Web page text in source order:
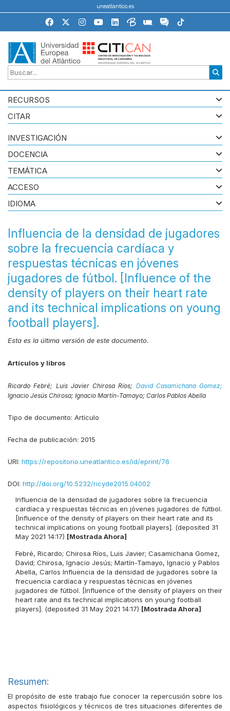
uneatlantico.es
RECURSOS
CITAR
Influencia de la densidad de jugadores
sobre la frecuencia cardíaca y
respuestas técnicas en jóvenes
jugadores de fútbol. [Influence of the
density of players on their heart rate
and its technical implications on young
football players].
Esta es la última versión de este documento.
Artículos y libros
Ricardo Febré; Luis Javier Chirosa Ríos; David Casamichana Gomez;
Ignacio Jesús Chirosa; Ignacio Martín-Tamayo; Carlos Pablos Abella
Tipo de documento: Artículo
Fecha de publicación: 2015
URI: https://repositorio.uneatlantico.es/id/eprint/76
DOI: http://doi.org/10.5232/ricyde2015.04002
Resumen:
El propósito de este trabajo fue conocer la repercusión sobre los
aspectos fisiológicos y técnicos de tres situaciones diferentes de
Influencia de la densidad de jugadores sobre la frecuencia
cardíaca y respuestas técnicas en jóvenes jugadores de fútbol.
[Influence of the density of players on their heart rate and its
technical implications on young football players]. (deposited 31
May 2021 14:17) [Mostrada Ahora]
Febré, Ricardo; Chirosa Ríos, Luis Javier; Casamichana Gomez,
David; Chirosa, Ignacio Jesús; Martín-Tamayo, Ignacio y Pablos
Abella, Carlos Influencia de la densidad de jugadores sobre la
frecuencia cardíaca y respuestas técnicas en jóvenes
jugadores de fútbol. [Influence of the density of players on their
heart rate and its technical implications on young football
players]. (deposited 31 May 2021 14:17) [Mostrada Ahora]
INVESTIGACIÓN
DOCENCIA
TEMÁTICA
ACCESO
IDIOMA